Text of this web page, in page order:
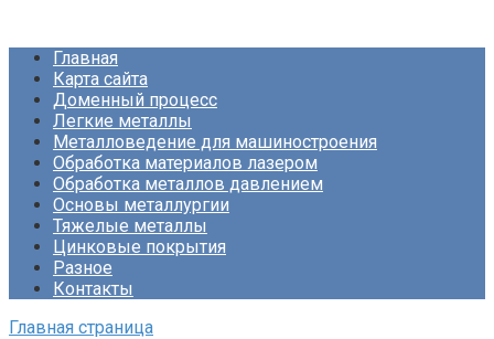
контентуГлавная
Карта сайта
Доменный процесс
Легкие металлы
Металловедение для машиностроения
Обработка материалов лазером
Обработка металлов давлением
Основы металлургии
Тяжелые металлы
Цинковые покрытия
Разное
Контакты
Главная страница